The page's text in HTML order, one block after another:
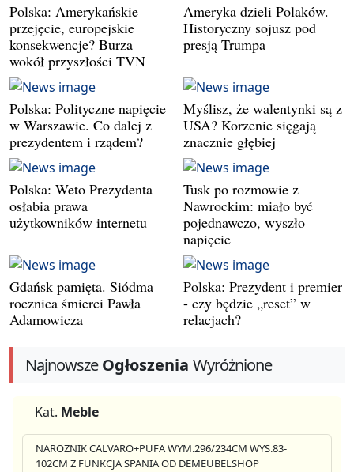
Polska: Amerykańskie
przejęcie, europejskie
konsekwencje? Burza
wokół przyszłości TVN
Ameryka dzieli Polaków.
Historyczny sojusz pod
presją Trumpa
Polska: Polityczne napięcie
w Warszawie. Co dalej z
prezydentem i rządem?
Myślisz, że walentynki są z
USA? Korzenie sięgają
znacznie głębiej
Polska: Weto Prezydenta
osłabia prawa
użytkowników internetu
Tusk po rozmowie z
Nawrockim: miało być
pojednawczo, wyszło
napięcie
Gdańsk pamięta. Siódma
rocznica śmierci Pawła
Adamowicza
Polska: Prezydent i premier
- czy będzie „reset” w
relacjach?
NajnowszeOgłoszenia Wyróżnione
Kat. Meble
NAROŻNIK CALVARO+PUFA WYM.296/234CM WYS.83-
102CM Z FUNKCJA SPANIA OD DEMEUBELSHOP